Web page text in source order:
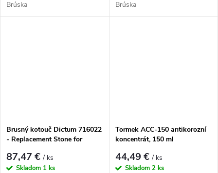
Brúska Brúska
Brusný kotouč Dictum 716022
- Replacement Stone for
Grit 1000
87,47 €/ ks
Skladom 1 ks
Tormek ACC-150 antikorozní
koncentrát, 150 ml
44,49 €/ ks
Skladom 2 ks